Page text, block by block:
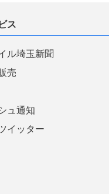
ス
ル埼玉新聞
売
ュ通知
イッター